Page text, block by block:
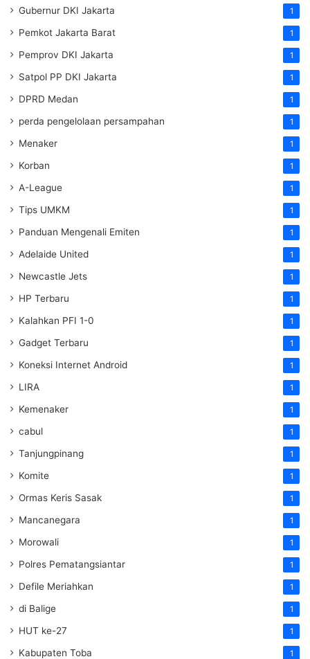
Gubernur DKI Jakarta 1
Pemkot Jakarta Barat 1
Pemprov DKI Jakarta 1
Satpol PP DKI Jakarta 1
DPRD Medan 1
perda pengelolaan persampahan 1
Menaker 1
Korban 1
A-League 1
Tips UMKM 1
Panduan Mengenali Emiten 1
Adelaide United 1
Newcastle Jets 1
HP Terbaru 1
Kalahkan PFI 1-0 1
Gadget Terbaru 1
Koneksi Internet Android 1
LIRA 1
Kemenaker 1
cabul 1
Tanjungpinang 1
Komite 1
Ormas Keris Sasak 1
Mancanegara 1
Morowali 1
Polres Pematangsiantar 1
Defile Meriahkan 1
di Balige 1
HUT ke-27 1
Kabupaten Toba 1